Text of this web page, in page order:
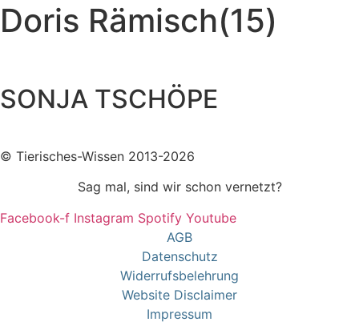
Doris Rämisch(15)
SONJA TSCHÖPE
© Tierisches-Wissen 2013-2026
Sag mal, sind wir schon vernetzt?
Facebook-f Instagram Spotify Youtube
AGB
Datenschutz
Widerrufsbelehrung
Website Disclaimer
Impressum